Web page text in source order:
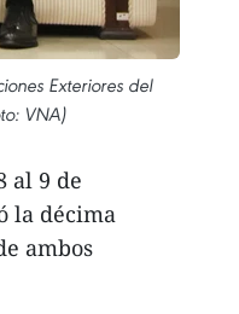
Exteriores del
VNA)
al 9 de
la décima
ambos